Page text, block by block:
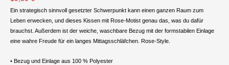
Ein strategisch sinnvoll gesetzter Schwerpunkt kann einen ganzen Raum zum
Leben erwecken, und dieses Kissen mit Rose-Motist genau das, was du dafür
brauchst. Außerdem ist der weiche, waschbare Bezug mit der formstabilen Einlage
eine wahre Freude für ein langes Mittagsschläfchen. Rose-Style.
• Bezug und Einlage aus 100 % Polyester